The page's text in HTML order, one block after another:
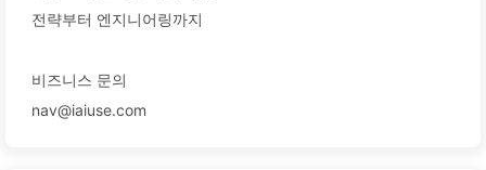
전략부터 엔지니어링까지
비즈니스 문의
nav@iaiuse.com